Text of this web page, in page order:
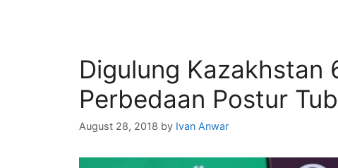
Digulung Kazakhstan
Perbedaan Postur
August 28, 2018 by Ivan Anwar